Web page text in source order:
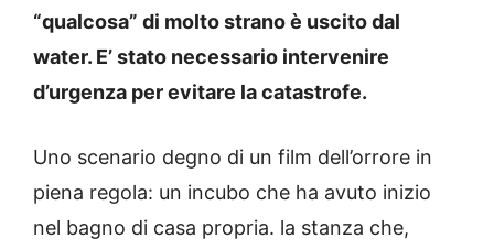
“qualcosa” di molto strano è uscito dal
water. E’ stato necessario intervenire
d’urgenza per evitare la catastrofe.
Uno scenario degno di un film dell’orrore in
piena regola: un incubo che ha avuto inizio
nel bagno di casa propria. la stanza che,